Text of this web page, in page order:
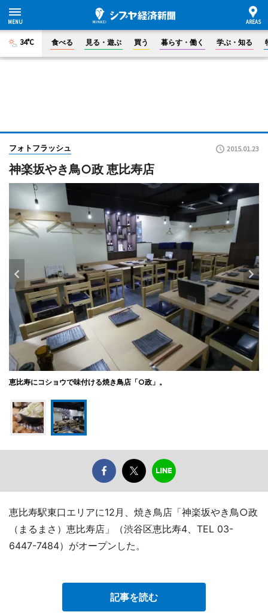
34°C 食べる 見る・遊ぶ 買う 暮らす・働く 学ぶ・知る
フォトフラッシュ 2015.01.23
神楽坂やき鳥○政 恵比寿店
恵比寿にコショウで味付ける焼き鳥店「○政」。
恵比寿駅東口エリアに12月、焼き鳥店「神楽坂やき鳥○政
（まるまさ）恵比寿店」（渋谷区恵比寿4、TEL 03-
6447-7484）がオープンした。
記事を読む